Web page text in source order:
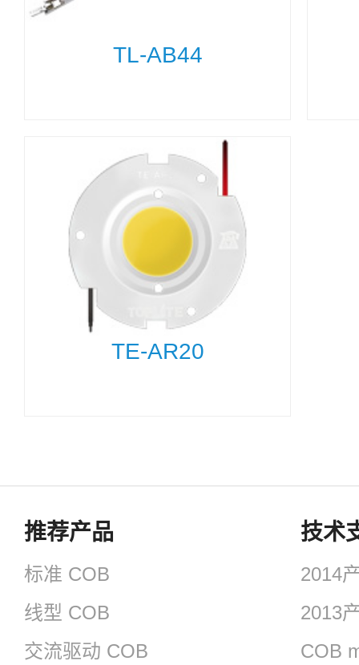
TL-AB44
TE-AR20
推荐产品
标准 COB
线型 COB
交流驱动 COB
技术
2014
2013
COB